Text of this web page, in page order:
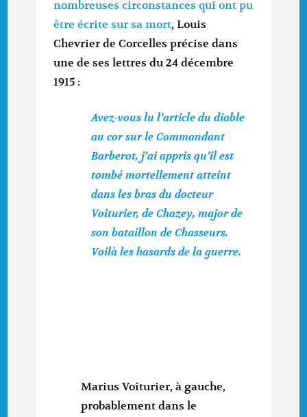
nombreuses circonstances qui ont pu
être écrite sur sa mort, Louis
Chevrier de Corcelles précise dans
une de ses lettres du 24 décembre
1915 :
Avez-vous lu l’article du diable
au cor sur le Commandant
Barberot, j’ai appris qu’il est
tombé mortellement atteint
dans les bras du docteur
Voiturier, de Chazey, major de
son bataillon de Chasseurs.
Voilà les hasards de la guerre.
Marius Voiturier, à gauche,
probablement dans le